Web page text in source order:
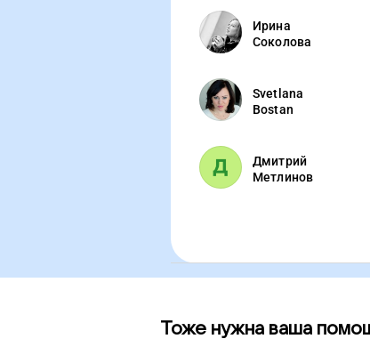
Ирина
Соколова
Svetlana
Bostan
Дмитрий
Метлинов
Тоже нужна ваша